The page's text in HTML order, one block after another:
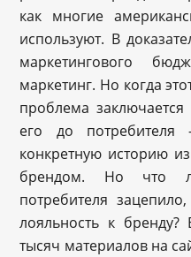
как многие
используют. В
маркетингового
маркетинг. Но когда
проблема
его до
конкретную историю
брендом. Но что
потребителя
лояльность к
тысяч материалов на